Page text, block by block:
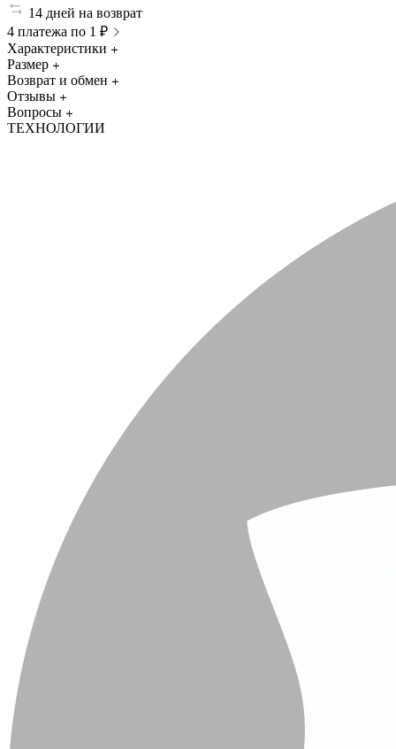
14 дней на возврат
4 платежа по 1 ₽
Характеристики
Размер
Возврат и обмен
Отзывы
Вопросы
ТЕХНОЛОГИИ